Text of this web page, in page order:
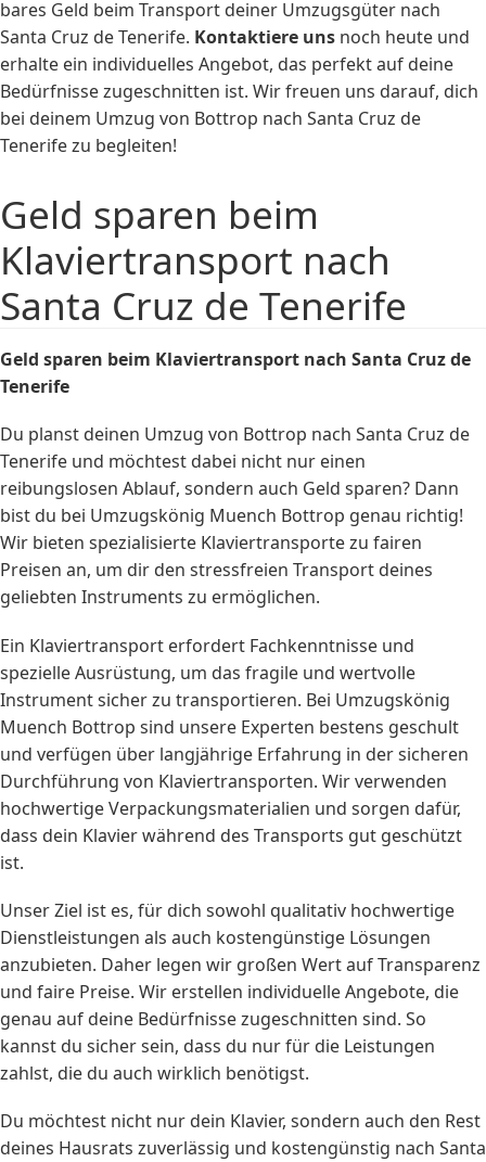
bares Geld beim Transport deiner Umzugsgüter nach
Santa Cruz de Tenerife. Kontaktiere uns noch heute und
erhalte ein individuelles Angebot, das perfekt auf deine
Bedürfnisse zugeschnitten ist. Wir freuen uns darauf, dich
bei deinem Umzug von Bottrop nach Santa Cruz de
Tenerife zu begleiten!
Geld sparen beim
Klaviertransport nach
Santa Cruz de Tenerife
Geld sparen beim Klaviertransport nach Santa Cruz de
Tenerife
Du planst deinen Umzug von Bottrop nach Santa Cruz de
Tenerife und möchtest dabei nicht nur einen
reibungslosen Ablauf, sondern auch Geld sparen? Dann
bist du bei Umzugskönig Muench Bottrop genau richtig!
Wir bieten spezialisierte Klaviertransporte zu fairen
Preisen an, um dir den stressfreien Transport deines
geliebten Instruments zu ermöglichen.
Ein Klaviertransport erfordert Fachkenntnisse und
spezielle Ausrüstung, um das fragile und wertvolle
Instrument sicher zu transportieren. Bei Umzugskönig
Muench Bottrop sind unsere Experten bestens geschult
und verfügen über langjährige Erfahrung in der sicheren
Durchführung von Klaviertransporten. Wir verwenden
hochwertige Verpackungsmaterialien und sorgen dafür,
dass dein Klavier während des Transports gut geschützt
ist.
Unser Ziel ist es, für dich sowohl qualitativ hochwertige
Dienstleistungen als auch kostengünstige Lösungen
anzubieten. Daher legen wir großen Wert auf Transparenz
und faire Preise. Wir erstellen individuelle Angebote, die
genau auf deine Bedürfnisse zugeschnitten sind. So
kannst du sicher sein, dass du nur für die Leistungen
zahlst, die du auch wirklich benötigst.
Du möchtest nicht nur dein Klavier, sondern auch den Rest
deines Hausrats zuverlässig und kostengünstig nach Santa